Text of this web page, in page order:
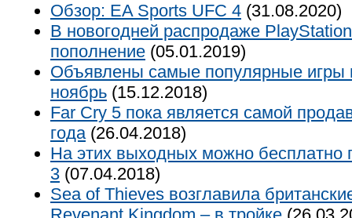
Обзор: EA Sports UFC 4 (31.08.2020)
В новогодней распродаже
пополнение (05.01.2019)
Объявлены самые популярные игры
ноябрь (15.12.2018)
Far Cry 5 пока является самой
года(26.04.2018)
На этих выходных можно бесплатно
3 (07.04.2018)
Sea of Thieves возглавила